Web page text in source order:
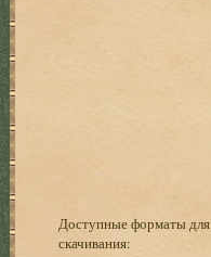
Доступные форматы для
скачивания: